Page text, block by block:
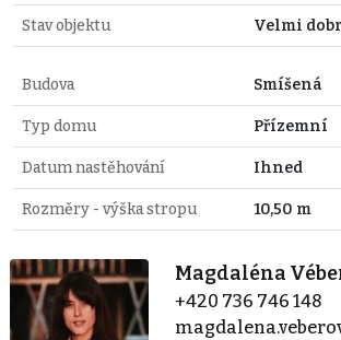
Stav objektu Velmi
Budova Smíšená
Typ domu Přízemní
Datum nastěhování Ihned
Rozměry - výška stropu 10,50 m
Magdaléna
+420 736 746 148